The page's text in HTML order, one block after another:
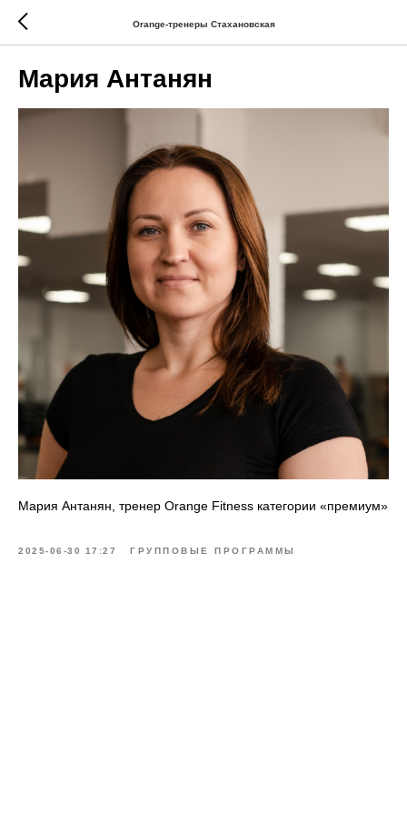
Orange-тренеры Стахановская
Мария Антанян
Мария Антанян, тренер Orange Fitness категории «премиум»
2025-06-30 17:27 ГРУППОВЫЕ ПРОГРАММЫ